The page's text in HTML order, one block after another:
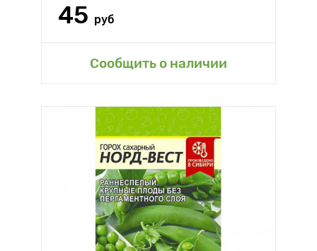
45 руб
Сообщить о наличии